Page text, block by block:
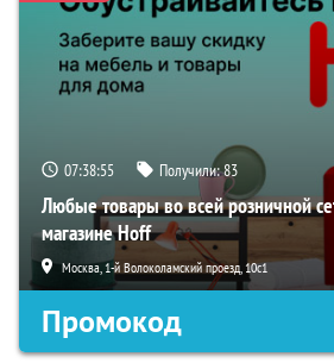
07:38:54 Получили:83
Любые товары во всей розничной
магазине Hoff
Москва, 1-й Волоколамский проезд, 10с1
Промокод